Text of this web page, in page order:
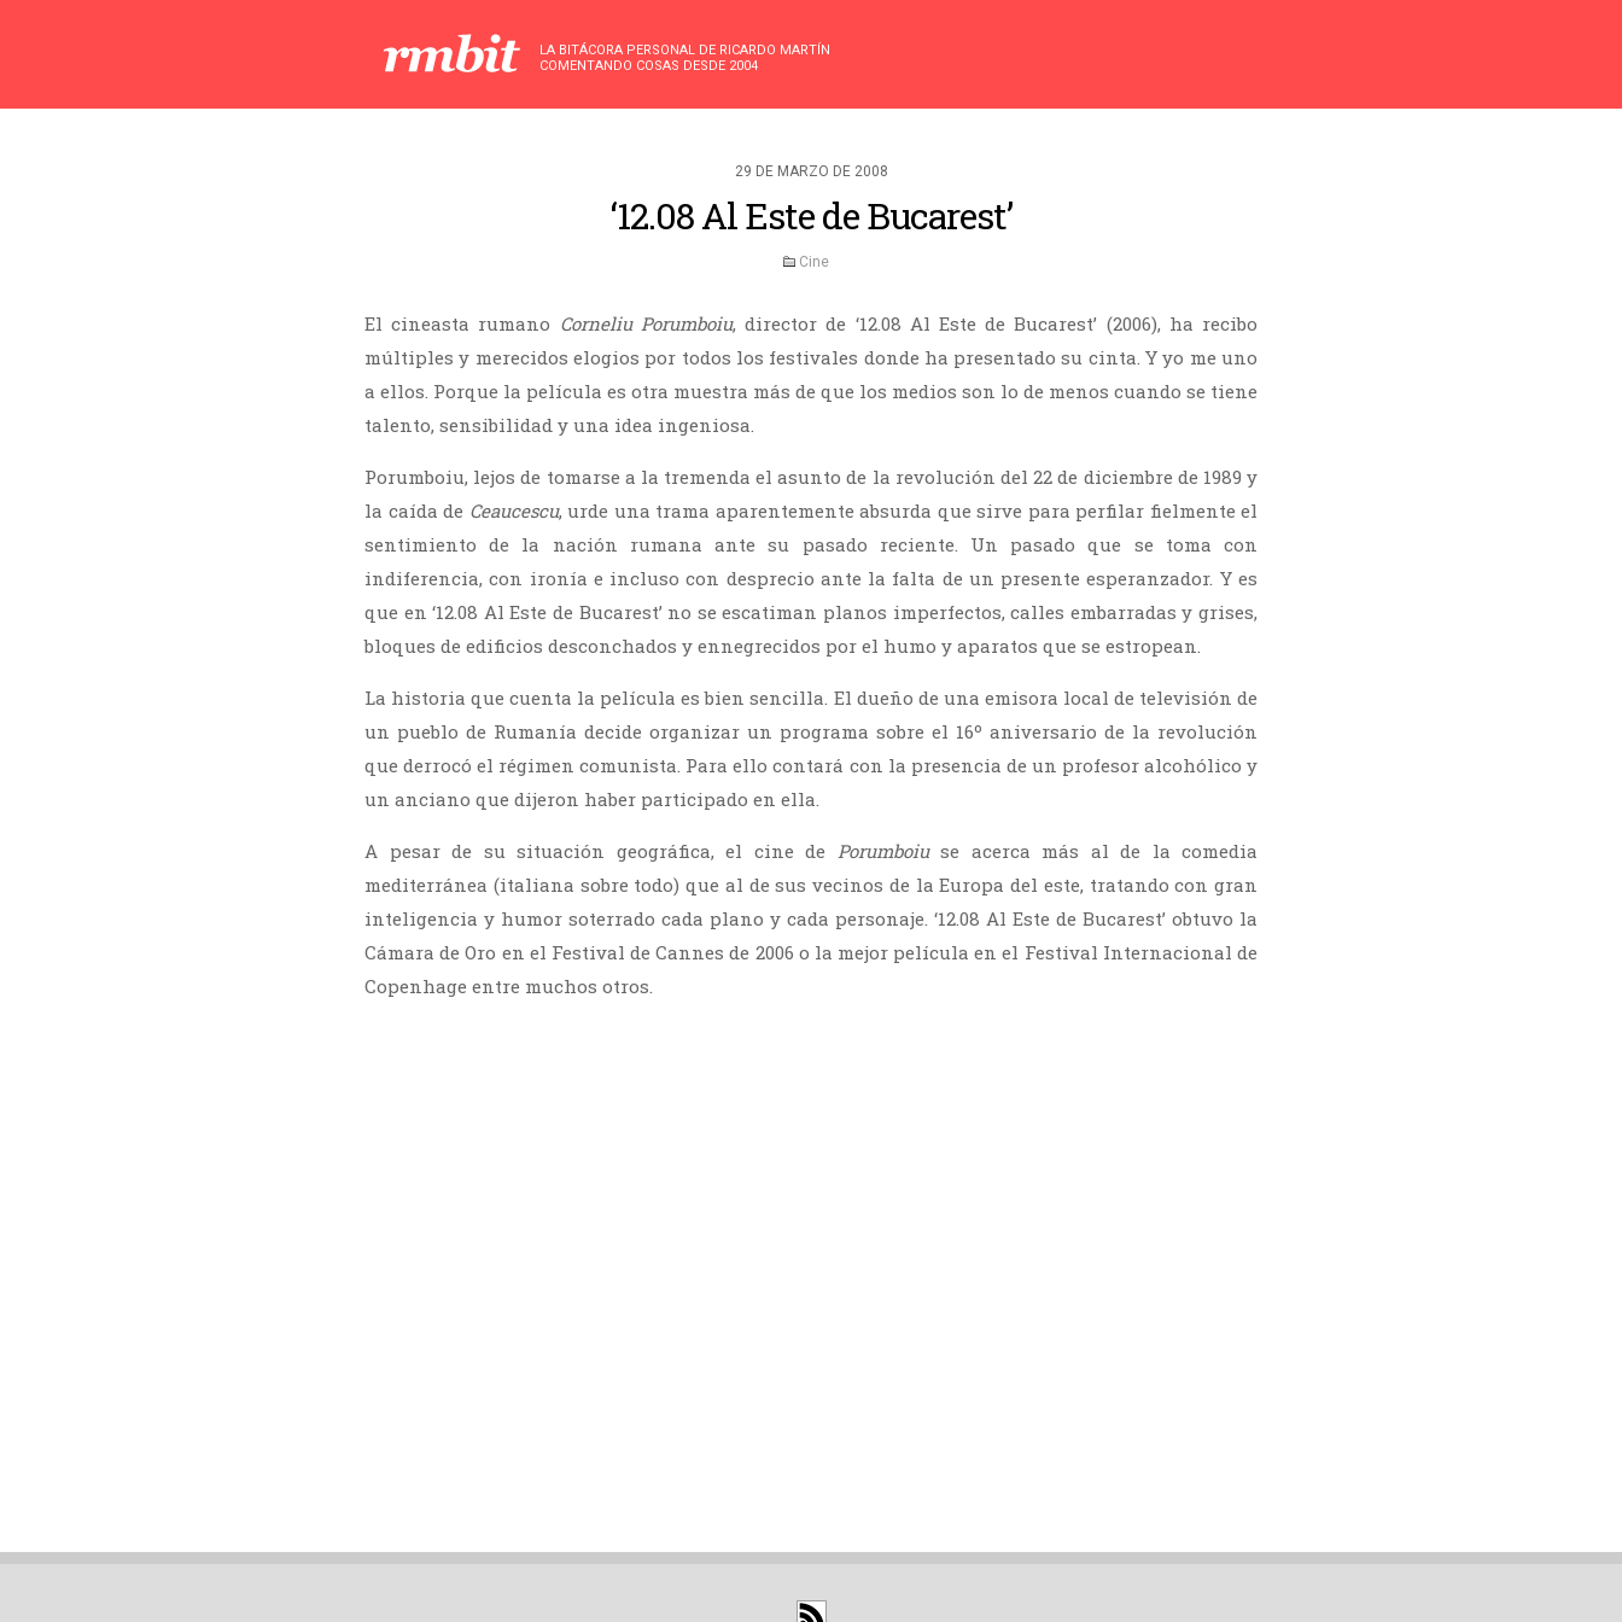
LA BITÁCORA PERSONAL DE RICARDO MARTÍN
COMENTANDO COSAS DESDE 2004
29 DE MARZO DE 2008
‘12.08 Al Este de Bucarest’
Cine
El cineasta rumano Corneliu Porumboiu, director de ‘12.08 Al Este de Bucarest’ (2006), ha recibo
múltiples y merecidos elogios por todos los festivales donde ha presentado su cinta. Y yo me uno
a ellos. Porque la película es otra muestra más de que los medios son lo de menos cuando se tiene
talento, sensibilidad y una idea ingeniosa.
Porumboiu, lejos de tomarse a la tremenda el asunto de la revolución del 22 de diciembre de 1989 y
la caída de Ceaucescu, urde una trama aparentemente absurda que sirve para perfilar fielmente el
sentimiento de la nación rumana ante su pasado reciente. Un pasado que se toma con
indiferencia, con ironía e incluso con desprecio ante la falta de un presente esperanzador. Y es
que en ‘12.08 Al Este de Bucarest’ no se escatiman planos imperfectos, calles embarradas y grises,
bloques de edificios desconchados y ennegrecidos por el humo y aparatos que se estropean.
La historia que cuenta la película es bien sencilla. El dueño de una emisora local de televisión de
un pueblo de Rumanía decide organizar un programa sobre el 16º aniversario de la revolución
que derrocó el régimen comunista. Para ello contará con la presencia de un profesor alcohólico y
un anciano que dijeron haber participado en ella.
A pesar de su situación geográfica, el cine de Porumboiuse acerca más al de la comedia
mediterránea (italiana sobre todo) que al de sus vecinos de la Europa del este, tratando con gran
inteligencia y humor soterrado cada plano y cada personaje. ‘12.08 Al Este de Bucarest’ obtuvo la
Cámara de Oro en el Festival de Cannes de 2006 o la mejor película en el Festival Internacional de
Copenhage entre muchos otros.